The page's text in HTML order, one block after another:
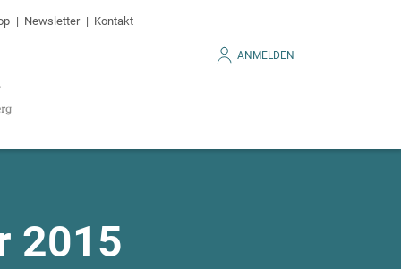
Newsletter Kontakt
ANMELDEN
2015